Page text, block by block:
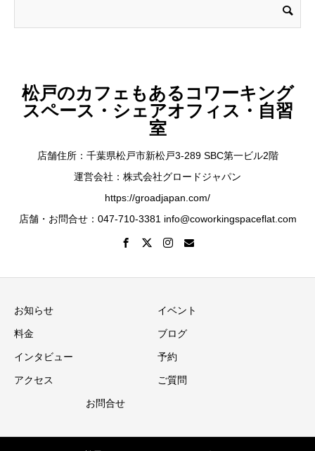
松戸のカフェもあるコワーキング
スペース・シェアオフィス・自習
室
店舗住所：千葉県松戸市新松戸3-289 SBC第一ビル2階
運営会社：株式会社グロードジャパン
https://groadjapan.com/
店舗・お問合せ：047-710-3381 info@coworkingspaceflat.com
お知らせ イベント
料金 ブログ
インタビュー 予約
アクセス ご質問
お問合せ